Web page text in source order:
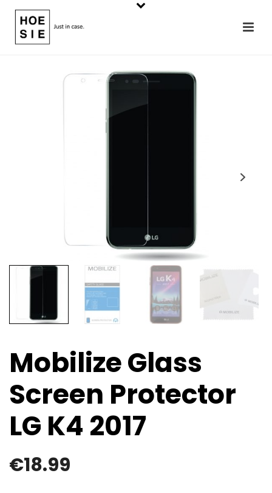
Mobilize Glass
Screen Protector
LG K4 2017
€18.99